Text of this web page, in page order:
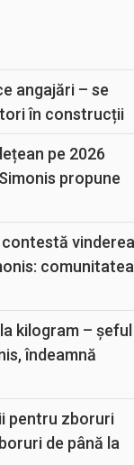
angajări – se
în construcții
pe 2026
propune
contestă vinderea
comunitatea
kilogram – șeful
îndeamnă
pentru zboruri
de până la